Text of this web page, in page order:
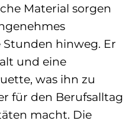
Material sorgen
Stunden hinweg. Er
und eine
was ihn zu
für den Berufsalltag
macht. Die